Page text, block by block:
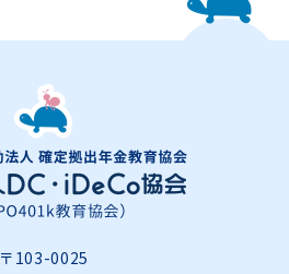
〒103-0025